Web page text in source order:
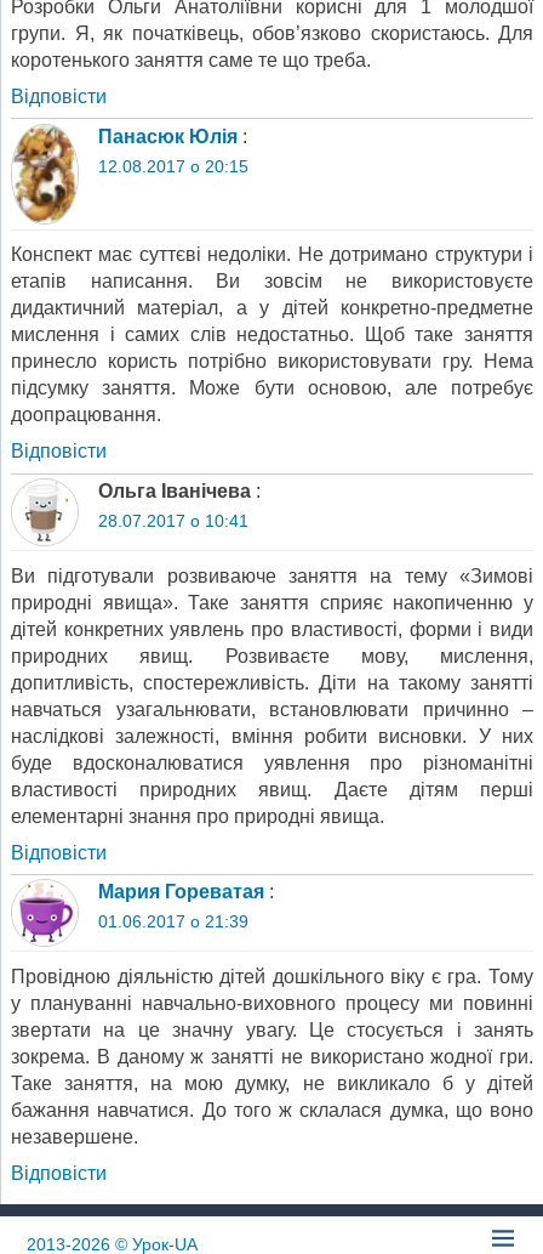
Розробки Ольги Анатоліївни корисні для 1 молодшої
групи. Я, як початківець, обов’язково скористаюсь. Для
коротенького заняття саме те що треба.
Відповіcти
Панасюк Юлія :
12.08.2017 о 20:15
Конспект має суттєві недоліки. Не дотримано структури і
етапів написання. Ви зовсім не використовуєте
дидактичний матеріал, а у дітей конкретно-предметне
мислення і самих слів недостатньо. Щоб таке заняття
принесло користь потрібно використовувати гру. Нема
підсумку заняття. Може бути основою, але потребує
доопрацювання.
Відповіcти
Ольга Іванічева :
28.07.2017 о 10:41
Ви підготували розвиваюче заняття на тему «Зимові
природні явища». Таке заняття сприяє накопиченню у
дітей конкретних уявлень про властивості, форми і види
природних явищ. Розвиваєте мову, мислення,
допитливість, спостережливість. Діти на такому занятті
навчаться узагальнювати, встановлювати причинно –
наслідкові залежності, вміння робити висновки. У них
буде вдосконалюватися уявлення про різноманітні
властивості природних явищ. Даєте дітям перші
елементарні знання про природні явища.
Відповіcти
Мария Гореватая :
01.06.2017 о 21:39
Провідною діяльністю дітей дошкільного віку є гра. Тому
у плануванні навчально-виховного процесу ми повинні
звертати на це значну увагу. Це стосується і занять
зокрема. В даному ж занятті не використано жодної гри.
Таке заняття, на мою думку, не викликало б у дітей
бажання навчатися. До того ж склалася думка, що воно
незавершене.
Відповіcти
2013-2026© Урок-UA